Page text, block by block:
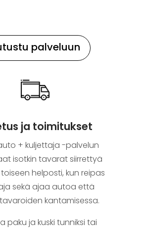
palveluun
ja toimitukset
+ kuljettaja -palvelun
isotkin tavarat siirrettyä
helposti, kun reipas
sekä ajaa autoa että
kantamisessa.
paku ja kuski tunniksi tai